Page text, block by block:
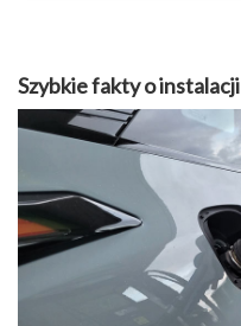
Szybkie fakty o instalacji